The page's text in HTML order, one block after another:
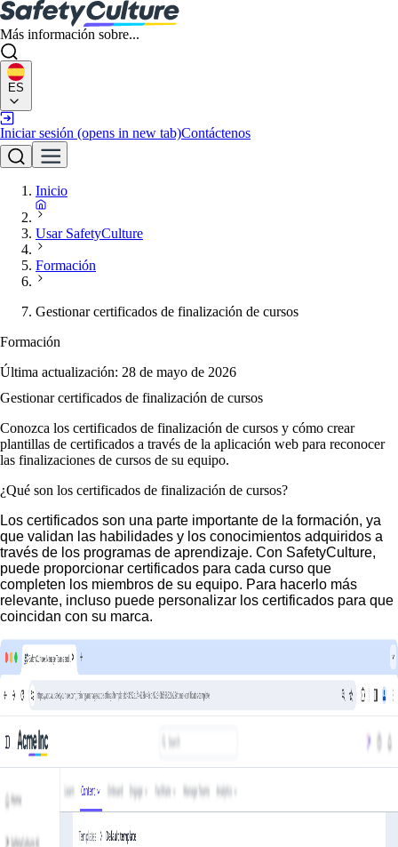
Más información sobre...
ES
Iniciar sesión (opens in new tab)Contáctenos
Inicio
Usar SafetyCulture
Formación
Gestionar certificados de finalización de cursos
Formación
Última actualización: 28 de mayo de 2026
Gestionar certificados de finalización de cursos
Conozca los certificados de finalización de cursos y cómo crear
plantillas de certificados a través de la aplicación web para reconocer
las finalizaciones de cursos de su equipo.
¿Qué son los certificados de finalización de cursos?
Los certificados son una parte importante de la formación, ya
que validan las habilidades y los conocimientos adquiridos a
través de los programas de aprendizaje. Con SafetyCulture,
puede proporcionar certificados para cada curso que
completen los miembros de su equipo. Para hacerlo más
relevante, incluso puede personalizar los certificados para que
coincidan con su marca.